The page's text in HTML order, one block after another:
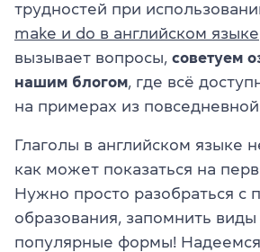
трудностей при
make и do в английском языке
вызывает вопросы, советуем
нашим блогом, где всё
на примерах из
Глаголы в английском языке
как может показаться на
Нужно просто разобраться с
образования, запомнить
популярные формы!